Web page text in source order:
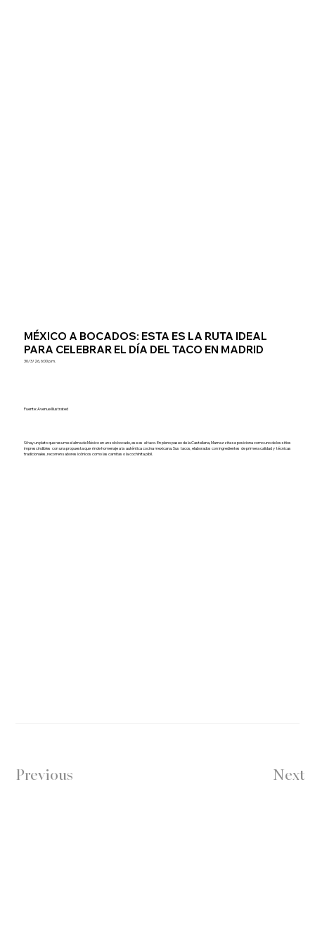
MÉXICO A BOCADOS: ESTA ES LA RUTA IDEAL
PARA CELEBRAR EL DÍA DEL TACO EN MADRID
30/3/26, 6:00 p.m.
Fuente: Avenue Illustrated
Si hay un plato que resume el alma de México en un solo bocado, ese es el taco. En pleno paseo de la Castellana, Mamazzita se posiciona como uno de los sitios
imprescindibles con una propuesta que rinde homenaje a la auténtica cocina mexicana. Sus tacos, elaborados con ingredientes de primera calidad y técnicas
tradicionales, recorren sabores icónicos como las carnitas o la cochinita pibil.
Previous Next